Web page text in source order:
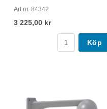
Art nr. 84342
3 225,00 kr
Köp